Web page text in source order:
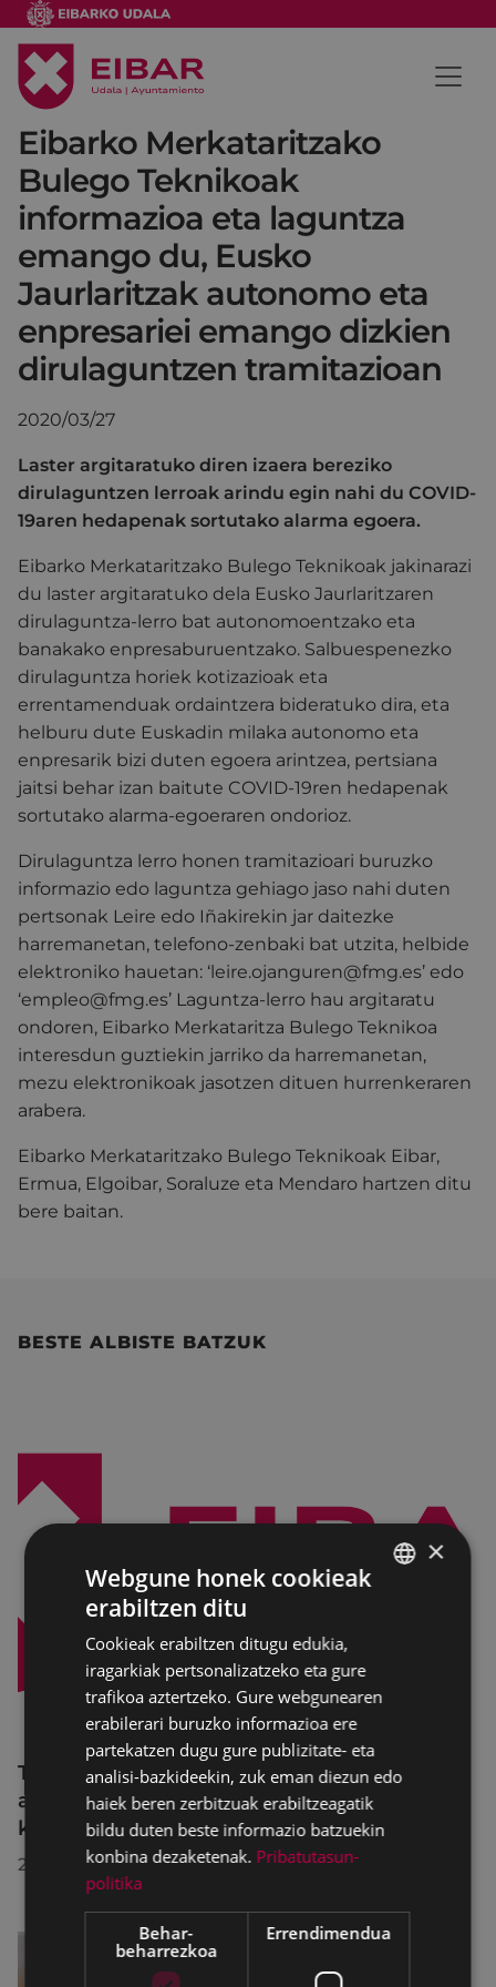
Eibarko Merkataritzako
Bulego Teknikoak
informazioa eta laguntza
emango du, Eusko
Jaurlaritzak autonomo eta
enpresariei emango dizkien
dirulaguntzen tramitazioan
2020/03/27
Laster argitaratuko diren izaera bereziko
dirulaguntzen lerroak arindu egin nahi du COVID-
19aren hedapenak sortutako alarma egoera.
Eibarko Merkataritzako Bulego Teknikoak jakinarazi
du laster argitaratuko dela Eusko Jaurlaritzaren
dirulaguntza-lerro bat autonomoentzako eta
banakako enpresaburuentzako. Salbuespenezko
dirulaguntza horiek kotizazioak eta
errentamenduak ordaintzera bideratuko dira, eta
helburu dute Euskadin milaka autonomo eta
enpresarik bizi duten egoera arintzea, pertsiana
jaitsi behar izan baitute COVID-19ren hedapenak
sortutako alarma-egoeraren ondorioz.
Dirulaguntza lerro honen tramitazioari buruzko
informazio edo laguntza gehiago jaso nahi duten
pertsonak Leire edo Iñakirekin jar daitezke
harremanetan, telefono-zenbaki bat utzita, helbide
elektroniko hauetan: ‘leire.ojanguren@fmg.es’ edo
‘empleo@fmg.es’ Laguntza-lerro hau argitaratu
ondoren, Eibarko Merkataritza Bulego Teknikoa
interesdun guztiekin jarriko da harremanetan,
mezu elektronikoak jasotzen dituen hurrenkeraren
arabera.
Eibarko Merkataritzako Bulego Teknikoak Eibar,
Ermua, Elgoibar, Soraluze eta Mendaro hartzen ditu
bere baitan.
BESTE ALBISTE BATZUK
Trafiko-murrizketak Egogain kalean
abuztuaren 10etik abuztuaren 23ra,
konponketa-lanak direla-eta
2026/07/30
×
Webgune honek cookieak
erabiltzen ditu
Cookieak erabiltzen ditugu edukia,
iragarkiak pertsonalizatzeko eta gure
trafikoa aztertzeko. Gure webgunearen
erabilerari buruzko informazioa ere
partekatzen dugu gure publizitate- eta
analisi-bazkideekin, zuk eman diezun edo
haiek beren zerbitzuak erabiltzeagatik
bildu duten beste informazio batzuekin
konbina dezaketenak. Pribatutasun-
politika
Behar-
beharrezkoa
Errendimendua